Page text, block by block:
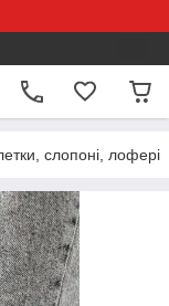
слопоні, лофері